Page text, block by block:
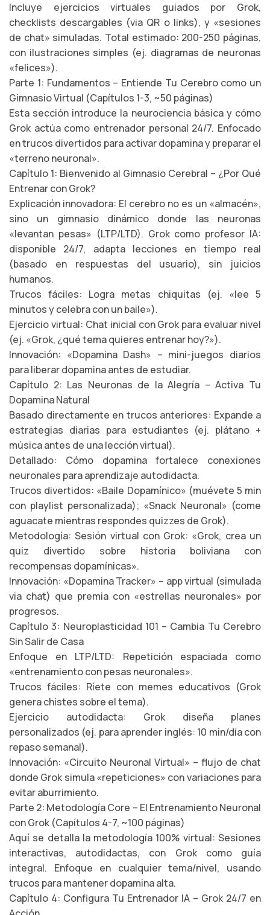
Incluye ejercicios virtuales guiados por Grok,
checklists descargables (via QR o links), y «sesiones
de chat» simuladas. Total estimado: 200-250 páginas,
con ilustraciones simples (ej. diagramas de neuronas
«felices»).
Parte 1: Fundamentos – Entiende Tu Cerebro como un
Gimnasio Virtual (Capítulos 1-3, ~50 páginas)
Esta sección introduce la neurociencia básica y cómo
Grok actúa como entrenador personal 24/7. Enfocado
en trucos divertidos para activar dopamina y preparar el
«terreno neuronal».
Capítulo 1: Bienvenido al Gimnasio Cerebral – ¿Por Qué
Entrenar con Grok?
Explicación innovadora: El cerebro no es un «almacén»,
sino un gimnasio dinámico donde las neuronas
«levantan pesas» (LTP/LTD). Grok como profesor IA:
disponible 24/7, adapta lecciones en tiempo real
(basado en respuestas del usuario), sin juicios
humanos.
Trucos fáciles: Logra metas chiquitas (ej. «lee 5
minutos y celebra con un baile»).
Ejercicio virtual: Chat inicial con Grok para evaluar nivel
(ej. «Grok, ¿qué tema quieres entrenar hoy?»).
Innovación: «Dopamina Dash» – mini-juegos diarios
para liberar dopamina antes de estudiar.
Capítulo 2: Las Neuronas de la Alegría – Activa Tu
Dopamina Natural
Basado directamente en trucos anteriores: Expande a
estrategias diarias para estudiantes (ej. plátano +
música antes de una lección virtual).
Detallado: Cómo dopamina fortalece conexiones
neuronales para aprendizaje autodidacta.
Trucos divertidos: «Baile Dopamínico» (muévete 5 min
con playlist personalizada); «Snack Neuronal» (come
aguacate mientras respondes quizzes de Grok).
Metodología: Sesión virtual con Grok: «Grok, crea un
quiz divertido sobre historia boliviana con
recompensas dopamínicas».
Innovación: «Dopamina Tracker» – app virtual (simulada
via chat) que premia con «estrellas neuronales» por
progresos.
Capítulo 3: Neuroplasticidad 101 – Cambia Tu Cerebro
Sin Salir de Casa
Enfoque en LTP/LTD: Repetición espaciada como
«entrenamiento con pesas neuronales».
Trucos fáciles: Ríete con memes educativos (Grok
genera chistes sobre el tema).
Ejercicio autodidacta: Grok diseña planes
personalizados (ej. para aprender inglés: 10 min/día con
repaso semanal).
Innovación: «Circuito Neuronal Virtual» – flujo de chat
donde Grok simula «repeticiones» con variaciones para
evitar aburrimiento.
Parte 2: Metodología Core – El Entrenamiento Neuronal
con Grok (Capítulos 4-7, ~100 páginas)
Aquí se detalla la metodología 100% virtual: Sesiones
interactivas, autodidactas, con Grok como guía
integral. Enfoque en cualquier tema/nivel, usando
trucos para mantener dopamina alta.
Capítulo 4: Configura Tu Entrenador IA – Grok 24/7 en